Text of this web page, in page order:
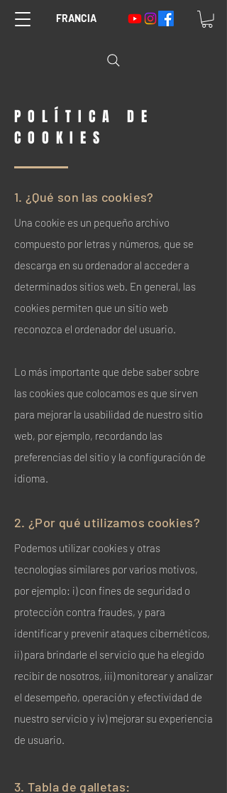
FRANCIA
POLÍTICA DE
COOKIES
1. ¿Qué son las cookies?
Una cookie es un pequeño archivo
compuesto por letras y números, que se
descarga en su ordenador al acceder a
determinados sitios web. En general, las
cookies permiten que un sitio web
reconozca el ordenador del usuario.
Lo más importante que debe saber sobre
las cookies que colocamos es que sirven
para mejorar la usabilidad de nuestro sitio
web, por ejemplo, recordando las
preferencias del sitio y la configuración de
idioma.
2. ¿Por qué utilizamos cookies?
Podemos utilizar cookies y otras
tecnologías similares por varios motivos,
por ejemplo: i) con fines de seguridad o
protección contra fraudes, y para
identificar y prevenir ataques cibernéticos,
ii) para brindarle el servicio que ha elegido
recibir de nosotros, iii) monitorear y analizar
el desempeño, operación y efectividad de
nuestro servicio y iv) mejorar su experiencia
de usuario.
3. Tabla de galletas: